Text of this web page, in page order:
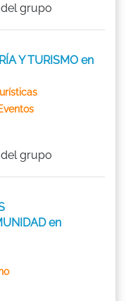
grupo
Y TURISMO en
grupo
en